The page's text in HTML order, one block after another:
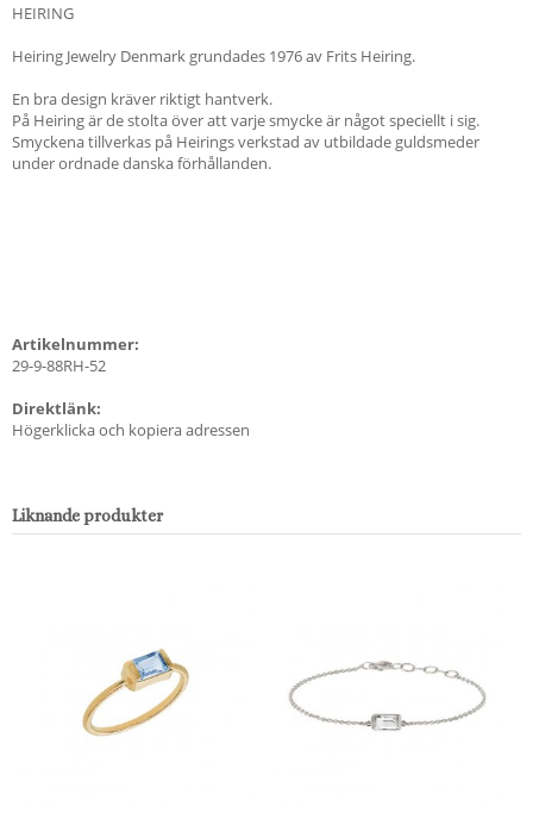
HEIRING
Heiring Jewelry Denmark grundades 1976 av Frits Heiring.
En bra design kräver riktigt hantverk.
På Heiring är de stolta över att varje smycke är något speciellt i sig.
Smyckena tillverkas på Heirings verkstad av utbildade guldsmeder
under ordnade danska förhållanden.
Artikelnummer:
29-9-88RH-52
Direktlänk:
Högerklicka och kopiera adressen
Liknande produkter